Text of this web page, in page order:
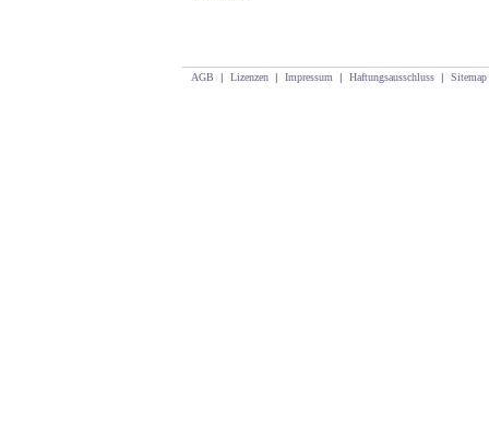
AGB | Lizenzen | Impressum | Haftungsausschluss | Sitemap